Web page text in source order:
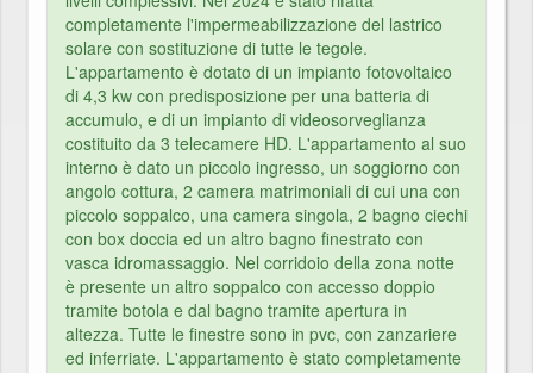
completamente l'impermeabilizzazione del lastrico
solare con sostituzione di tutte le tegole.
L'appartamento è dotato di un impianto fotovoltaico
di 4,3 kw con predisposizione per una batteria di
accumulo, e di un impianto di videosorveglianza
costituito da 3 telecamere HD. L'appartamento al suo
interno è dato un piccolo ingresso, un soggiorno con
angolo cottura, 2 camera matrimoniali di cui una con
piccolo soppalco, una camera singola, 2 bagno ciechi
con box doccia ed un altro bagno finestrato con
vasca idromassaggio. Nel corridoio della zona notte
è presente un altro soppalco con accesso doppio
tramite botola e dal bagno tramite apertura in
altezza. Tutte le finestre sono in pvc, con zanzariere
ed inferriate. L'appartamento è stato completamente